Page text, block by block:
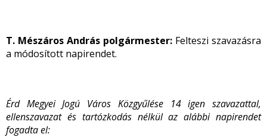
T. Mészáros András polgármester: Felteszi szavazásra
a módosított napirendet.
Érd Megyei Jogú Város Közgyűlése 14 igen szavazattal,
ellenszavazat és tartózkodás nélkül az alábbi napirendet
fogadta el: